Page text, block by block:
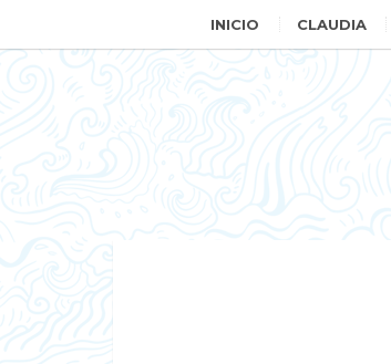
INICIO CLAUDIA